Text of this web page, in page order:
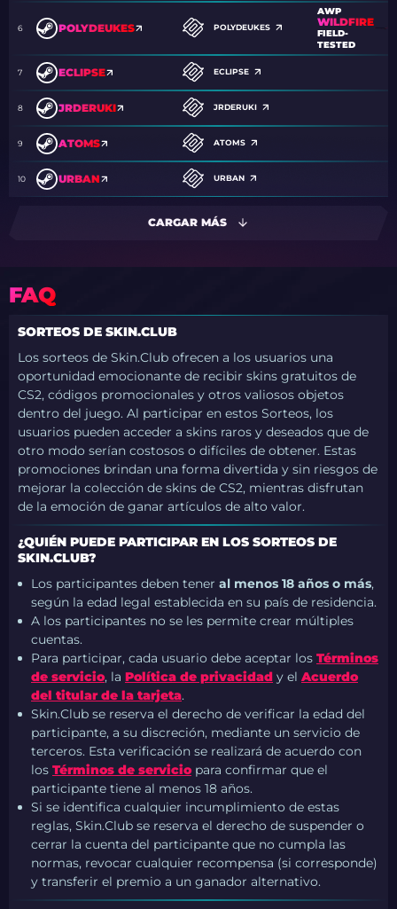
6 POLYDEUKES POLYDEUKES
AWP
WILDFIRE
FIELD-
TESTED
7 ECLIPSE ECLIPSE
8 JRDERUKI JRDERUKI
9 ATOMS ATOMS
10 URBAN URBAN
CARGAR MÁS
FAQ
SORTEOS DE SKIN.CLUB
Los sorteos de Skin.Club ofrecen a los usuarios una
oportunidad emocionante de recibir skins gratuitos de
CS2, códigos promocionales y otros valiosos objetos
dentro del juego. Al participar en estos Sorteos, los
usuarios pueden acceder a skins raros y deseados que de
otro modo serían costosos o difíciles de obtener. Estas
promociones brindan una forma divertida y sin riesgos de
mejorar la colección de skins de CS2, mientras disfrutan
de la emoción de ganar artículos de alto valor.
¿QUIÉN PUEDE PARTICIPAR EN LOS SORTEOS DE
SKIN.CLUB?
Los participantes deben tener al menos 18 años o más,
según la edad legal establecida en su país de residencia.
A los participantes no se les permite crear múltiples
cuentas.
Para participar, cada usuario debe aceptar los Términos
de servicio, la Política de privacidad y el Acuerdo
del titular de la tarjeta.
Skin.Club se reserva el derecho de verificar la edad del
participante, a su discreción, mediante un servicio de
terceros. Esta verificación se realizará de acuerdo con
los Términos de serviciopara confirmar que el
participante tiene al menos 18 años.
Si se identifica cualquier incumplimiento de estas
reglas, Skin.Club se reserva el derecho de suspender o
cerrar la cuenta del participante que no cumpla las
normas, revocar cualquier recompensa (si corresponde)
y transferir el premio a un ganador alternativo.